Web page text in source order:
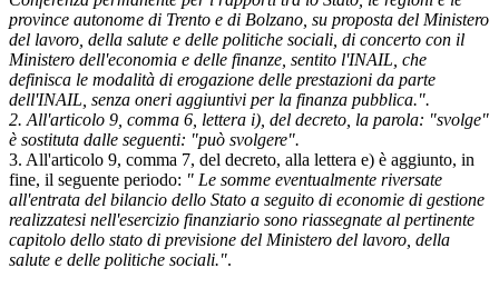
province autonome di Trento e di Bolzano, su proposta del Ministero
del lavoro, della salute e delle politiche sociali, di concerto con il
Ministero dell'economia e delle finanze, sentito l'INAIL, che
definisca le modalità di erogazione delle prestazioni da parte
dell'INAIL, senza oneri aggiuntivi per la finanza pubblica.".
2. All'articolo 9, comma 6, lettera i), del decreto, la parola: "svolge"
è sostituta dalle seguenti: "può svolgere".
3. All'articolo 9, comma 7, del decreto, alla lettera e) è aggiunto, in
fine, il seguente periodo: " Le somme eventualmente riversate
all'entrata del bilancio dello Stato a seguito di economie di gestione
realizzatesi nell'esercizio finanziario sono riassegnate al pertinente
capitolo dello stato di previsione del Ministero del lavoro, della
salute e delle politiche sociali.".